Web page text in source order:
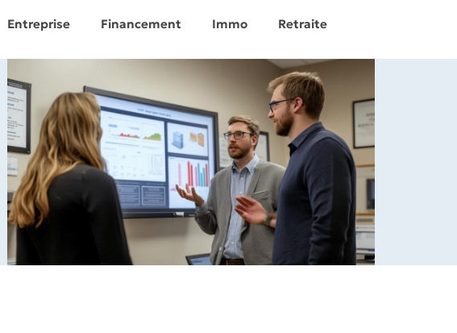
Entreprise Financement Immo Retraite